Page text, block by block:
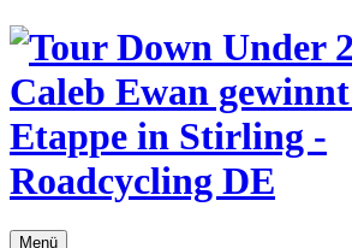
Menü